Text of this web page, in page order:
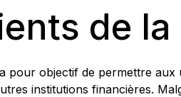
de la
pour objectif de permettre
institutions financières.